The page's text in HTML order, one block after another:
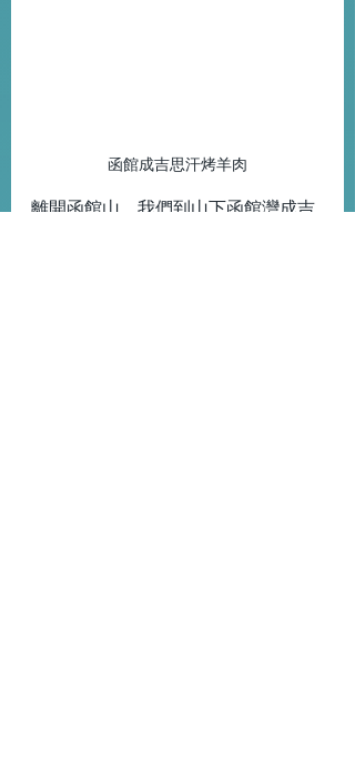
函館成吉思汗烤羊肉
離開函館山，我們到山下函館灣成吉